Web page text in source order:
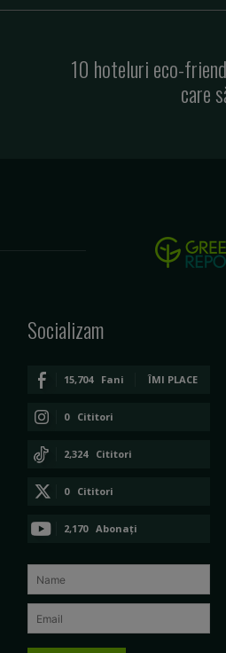
10 hoteluri eco-
care
Socializam
15,704 Fani ÎMI PLACE
0 Cititori
CONECTAȚI-VĂ
2,324 Cititori
0 Cititori
CONECTAȚI-VĂ
2,170 Abonați
ABONAȚI-VĂ